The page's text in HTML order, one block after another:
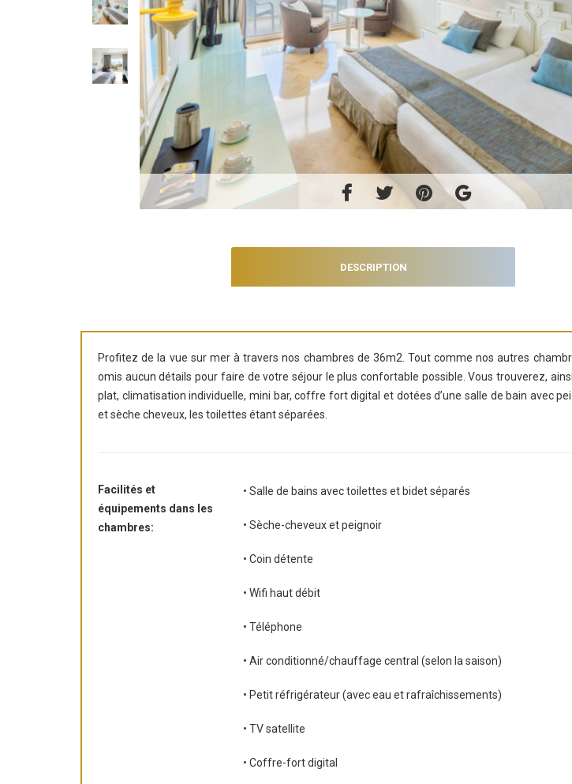
DESCRIPTION
Profitez de la vue sur mer à travers nos chambres de 36m2. Tout comme nos autres
omis aucun détails pour faire de votre séjour le plus confortable possible. Vous trouverez,
plat, climatisation individuelle, mini bar, coffre fort digital et dotées d’une salle de bain avec
et sèche cheveux, les toilettes étant séparées.
Facilités et
équipements dans les
chambres:
• Salle de bains avec toilettes et bidet séparés
• Sèche-cheveux et peignoir
• Coin détente
• Wifi haut débit
• Téléphone
• Air conditionné/chauffage central (selon la saison)
• Petit réfrigérateur (avec eau et rafraîchissements)
• TV satellite
• Coffre-fort digital